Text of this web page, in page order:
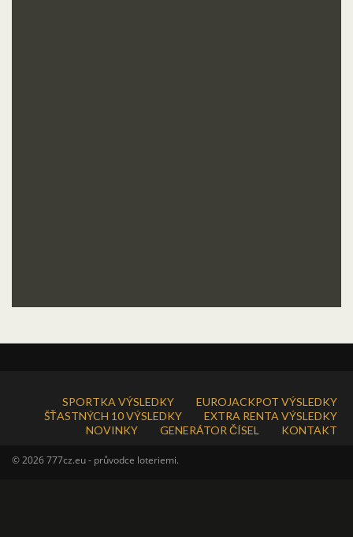
SPORTKA VÝSLEDKY
EUROJACKPOT VÝSLEDKY
ŠŤASTNÝCH 10 VÝSLEDKY
EXTRA RENTA VÝSLEDKY
NOVINKY
GENERÁTOR ČÍSEL KONTAKT
© 2026 777cz.eu - průvodce loteriemi.